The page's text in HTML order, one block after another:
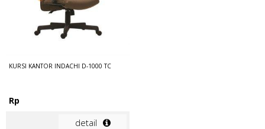
KURSI KANTOR INDACHI D-1000 TC
Rp
detail